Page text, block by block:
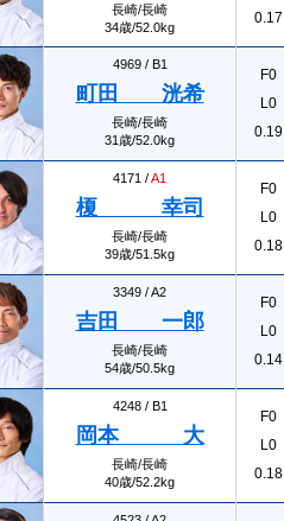
長崎/長崎
34歳/52.0kg
0.17
4969 / B1
町田 洸希
長崎/長崎
31歳/52.0kg
F0
L0
0.19
4171 /A1
榎 幸司
長崎/長崎
39歳/51.5kg
F0
L0
0.18
3349 /A2
吉田 一郎
長崎/長崎
54歳/50.5kg
F0
L0
0.14
4248 / B1
岡本 大
長崎/長崎
40歳/52.2kg
F0
L0
0.18